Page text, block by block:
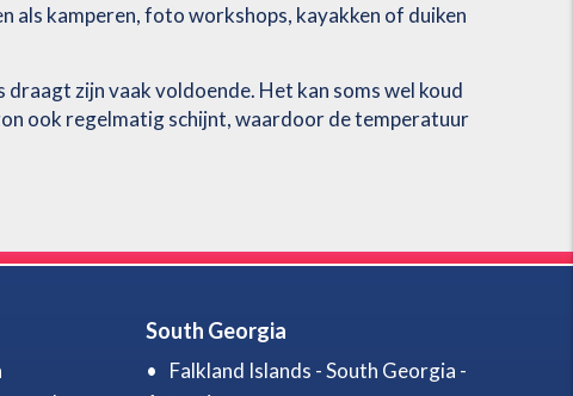
als kamperen, foto workshops, kayakken of duiken
zijn vaak voldoende. Het kan soms wel koud
ook regelmatig schijnt, waardoor de temperatuur
South Georgia
Falkland Islands - South Georgia -